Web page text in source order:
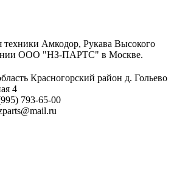
техники Амкодор, Рукава Высокого
ООО "НЗ-ПАРТС" в Москве.
Красногорский район д. Гольево
4
793-65-00